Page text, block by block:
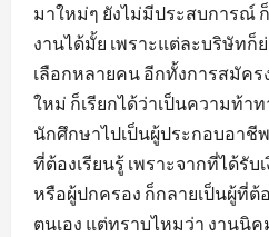
มาใหม่ๆ ยังไม่มีประสบการณ์
งานได้มั้ย เพราะแต่ละบริษัท
เลือกหลายคน อีกทั้งการสมัค
ใหม่ ก็เรียกได้ว่าเป็นความท้า
นักศึกษาไปเป็นผู้ประกอบอาชี
ที่ต้องเรียนรู้ เพราะจากที่ได้รั
หรือผู้ปกครอง ก็กลายเป็นผู้ที่ต้
ตนเอง แต่ทราบไหมว่า งานนิ